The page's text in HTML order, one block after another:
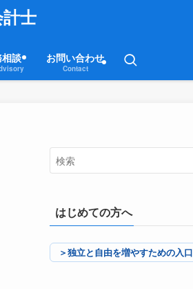
士
談 お問い合わせ
Contact
はじめての方へ
＞独立と自由を増やすための入口